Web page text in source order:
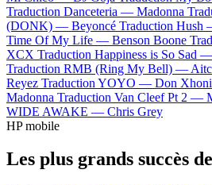
Traduction Danceteria — Madonna
(DONK) — Beyoncé Traduction Hush
Time Of My Life — Benson Boone
XCX Traduction Happiness is So Sad —
Traduction RMB (Ring My Bell) —
Reyez Traduction YOYO — Don Xhoni
Madonna Traduction Van Cleef Pt 2 —
WIDE AWAKE — Chris Grey
HP mobile
Les plus grands succès